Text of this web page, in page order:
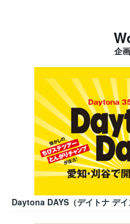
企
Daytona DAYS（デイトナ デイ